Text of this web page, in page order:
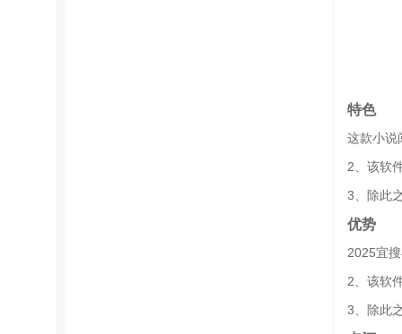
特色
这款小说
2、该软
3、除此
优势
2025宜
2、该软
3、除此